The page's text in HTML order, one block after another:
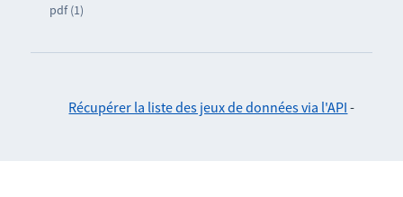
pdf (1)
Récupérer la liste des jeux de données via l'API -